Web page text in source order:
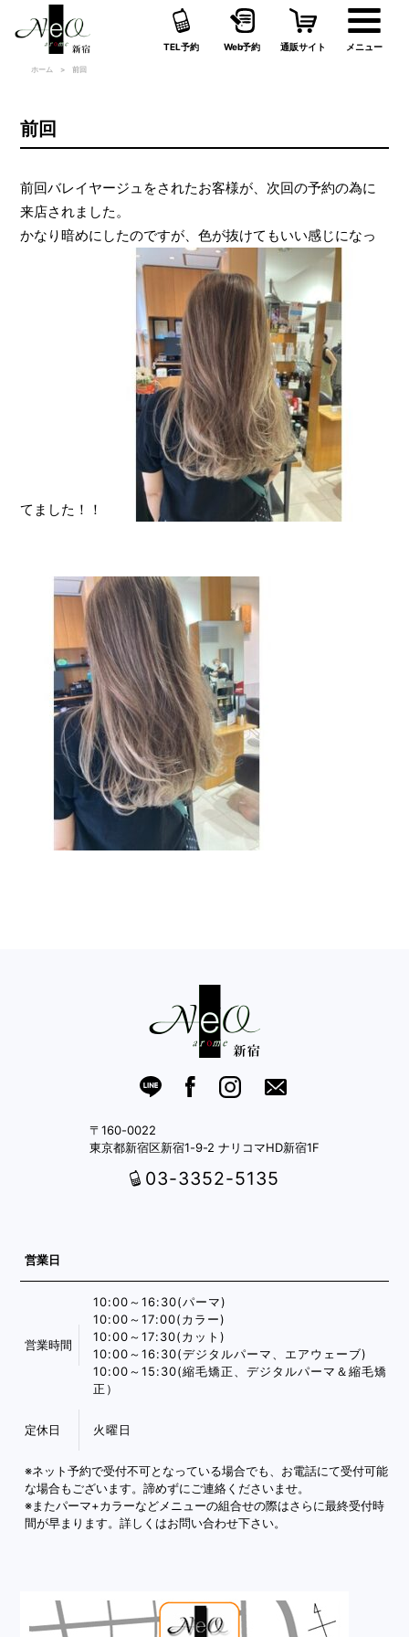
メニュー
通販サイト
Web予約
TEL予約
ホーム 前回
前回
前回バレイヤージュをされたお客様が、次回の予約の為に
来店されました。
かなり暗めにしたのですが、色が抜けてもいい感じになっ
てました！！
〒160-0022
東京都新宿区新宿1-9-2 ナリコマHD新宿1F
03-3352-5135
営業日
営業時間
10:00～16:30(パーマ)
10:00～17:00(カラー)
10:00～17:30(カット)
10:00～16:30(デジタルパーマ、エアウェーブ)
10:00～15:30(縮毛矯正、デジタルパーマ＆縮毛矯
正）
定休日 火曜日
※ネット予約で受付不可となっている場合でも、お電話にて受付可能
な場合もございます。諦めずにご連絡くださいませ。
※またパーマ+カラーなどメニューの組合せの際はさらに最終受付時
間が早まります。詳しくはお問い合わせ下さい。